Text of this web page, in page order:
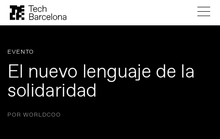
EVENTO
El nuevo lenguaje de la
solidaridad
POR WORLDCOO